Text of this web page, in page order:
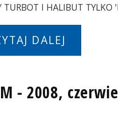
TURBOT I HALIBUT TYLKO
DALEJ
- 2008,